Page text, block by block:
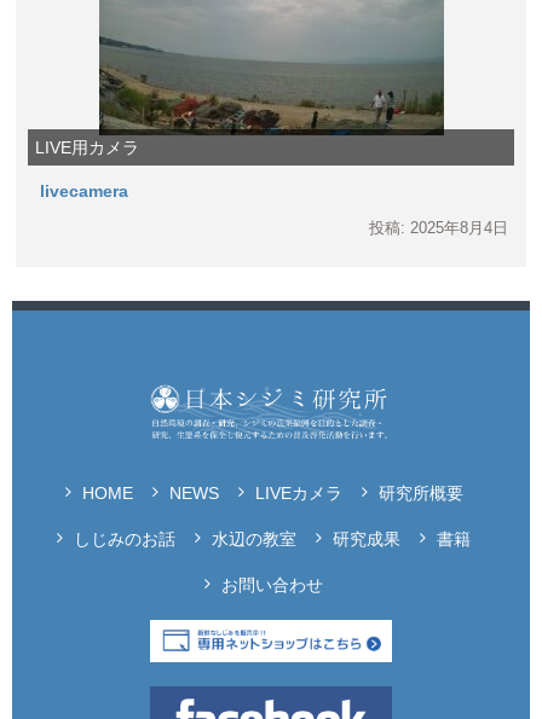
LIVE用カメラ
livecamera
投稿: 2025年8月4日
HOME NEWS LIVEカメラ 研究所概要
しじみのお話 水辺の教室 研究成果 書籍
お問い合わせ